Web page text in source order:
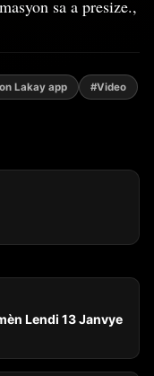
sa a presize.,
Lakay app #Video
Lendi 13 Janvye